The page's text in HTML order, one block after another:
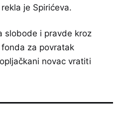
je Spirićeva.
slobode i pravde kroz
za povratak
novac vratiti